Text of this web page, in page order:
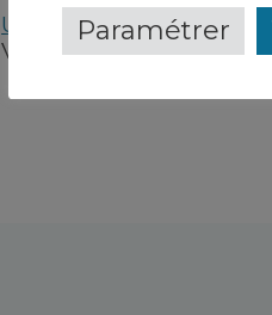
Urgences / Unité
Verdun Saint-Mihiel
Paramétrer